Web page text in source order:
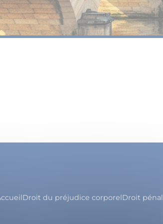
Droit du préjudice corporelDroit pénal